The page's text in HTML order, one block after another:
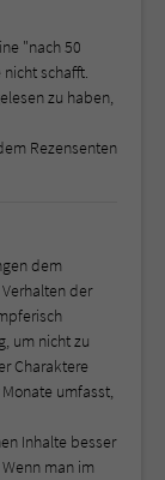
"nach 50
schafft.
zu haben,
Rezensenten
dem
der
um nicht zu
Charaktere
umfasst,
Inhalte besser
man im